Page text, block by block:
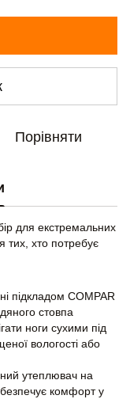
Порівняти
для екстремальних
тих, хто потребує
підкладом COMPAR
стовпа
ноги сухими під
вологості або
утеплювач на
комфорт у